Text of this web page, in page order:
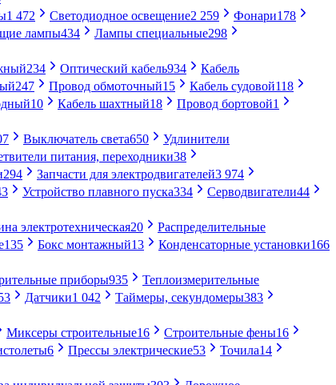
1 472 Светодиодное освещение2 259 Фонари178
лампы434 Лампы специальные298
234 Оптический кабель934
Кабель
247 Провод обмоточный15 Кабель судовой118
10 Кабель шахтный18 Провод бортовой1
Выключатель света650
Удлинители
питания, переходники38
294 Запчасти для электродвигателей3 974
Устройство плавного пуска334 Серводвигатели44
электротехническая20
Распределительные
135 Бокс монтажный13 Конденсаторные установки166
приборы935
Теплоизмерительные
Датчики1 042 Таймеры, секундомеры383
Миксеры строительные16 Строительные фены16
6 Прессы электрические53 Точила14